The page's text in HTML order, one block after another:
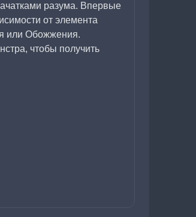
разума. Впервые
от элемента
или Обожжения.
чтобы получить